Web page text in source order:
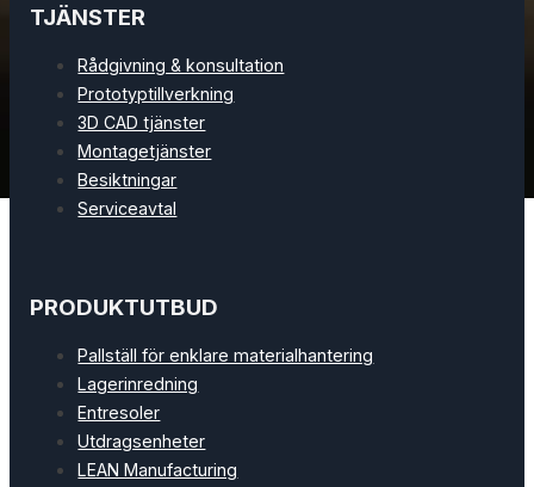
TJÄNSTER
Rådgivning & konsultation
Prototyptillverkning
3D CAD tjänster
Montagetjänster
Besiktningar
Serviceavtal
PRODUKTUTBUD
Pallställ för enklare materialhantering
Lagerinredning
Entresoler
Utdragsenheter
LEAN Manufacturing